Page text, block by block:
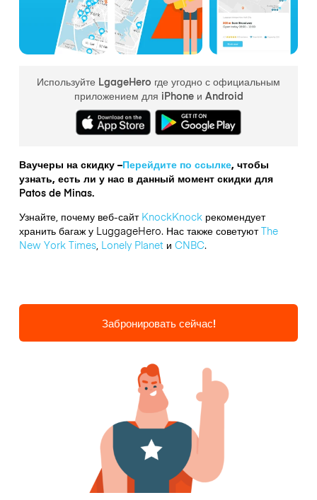
Используйте LgageHero где угодно с официальным
приложением для iPhone и Android
Ваучеры на скидку –Перейдите по ссылке, чтобы
узнать, есть ли у нас в данный момент скидки для
Patos de Minas.
Узнайте, почему веб-сайт KnockKnockрекомендует
хранить багаж у LuggageHero. Нас также советуютThe
New York Times, Lonely Planetи CNBC.
Забронировать сейчас!